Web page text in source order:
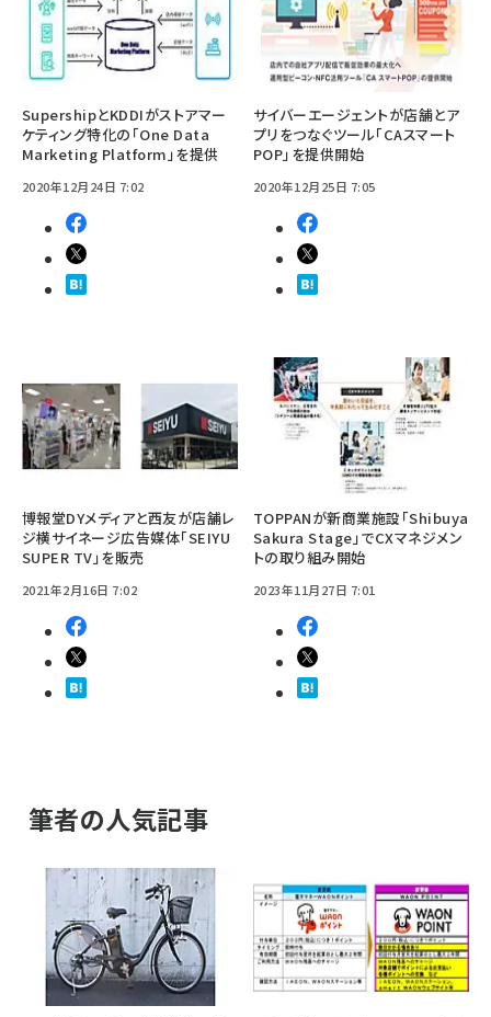
SupershipとKDDIがストアマー
ケティング特化の「One Data
Marketing Platform」を提供
2020年12月24日 7:02
サイバーエージェントが店舗とア
プリをつなぐツール「CAスマート
POP」を提供開始
2020年12月25日 7:05
博報堂DYメディアと西友が店舗レ
ジ横サイネージ広告媒体「SEIYU
SUPER TV」を販売
2021年2月16日 7:02
TOPPANが新商業施設「Shibuya
Sakura Stage」でCXマネジメン
トの取り組み開始
2023年11月27日 7:01
筆者の人気記事